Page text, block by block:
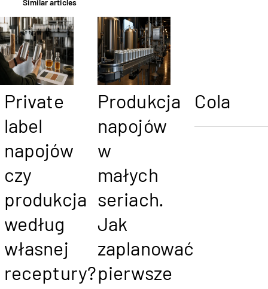
Similar articles
Private
label
napojów
czy
produkcja
według
własnej
receptury?
Produkcja
napojów
w
małych
seriach.
Jak
zaplanować
pierwsze
Cola